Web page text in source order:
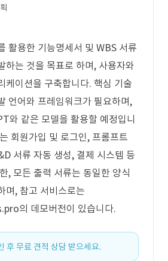
활용한 기능명세서 및 WBS 서류
하는 것을 목표로 하며, 사용자와
케이션을 구축합니다. 핵심 기술
언어와 프레임워크가 필요하며,
와 같은 모델을 활용할 예정입니
회원가입 및 로그인, 프롬프트
서류 자동 생성, 결제 시스템 등
, 모든 출력 서류는 동일한 양식
며, 참고 서비스로는
의 데모버전이 있습니다.
후 무료 견적 상담 받으세요.